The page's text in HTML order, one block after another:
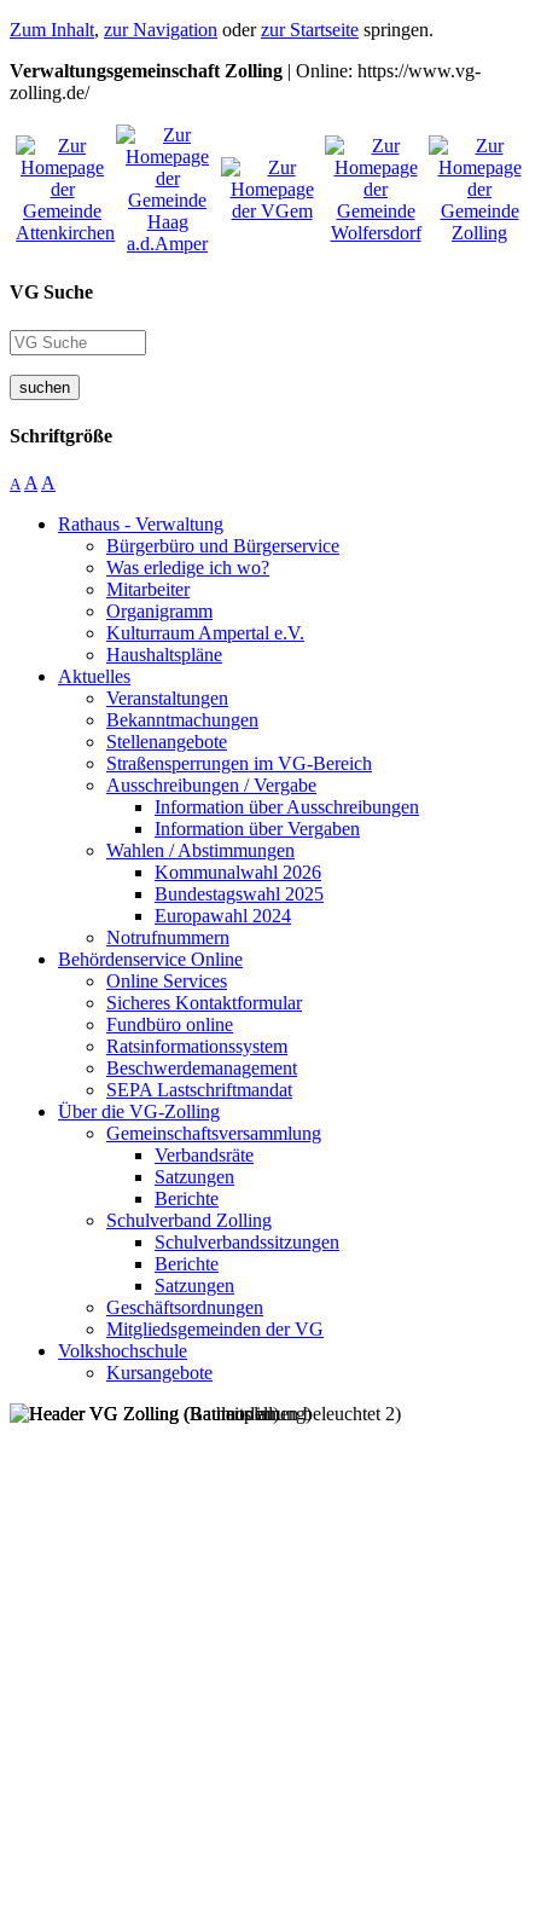
Zum Inhalt, zur Navigation oderzur Startseite springen.
Verwaltungsgemeinschaft Zolling | Online: https://www.vg-
zolling.de/
VG Suche
suchen
Schriftgröße
A A A
Rathaus - Verwaltung
Bürgerbüro und Bürgerservice
Was erledige ich wo?
Mitarbeiter
Organigramm
Kulturraum Ampertal e.V.
Haushaltspläne
Aktuelles
Veranstaltungen
Bekanntmachungen
Stellenangebote
Straßensperrungen im VG-Bereich
Ausschreibungen / Vergabe
Information über Ausschreibungen
Information über Vergaben
Wahlen / Abstimmungen
Kommunalwahl 2026
Bundestagswahl 2025
Europawahl 2024
Notrufnummern
Behördenservice Online
Online Services
Sicheres Kontaktformular
Fundbüro online
Ratsinformationssystem
Beschwerdemanagement
SEPA Lastschriftmandat
Über die VG-Zolling
Gemeinschaftsversammlung
Verbandsräte
Satzungen
Berichte
Schulverband Zolling
Schulverbandssitzungen
Berichte
Satzungen
Geschäftsordnungen
Mitgliedsgemeinden der VG
Volkshochschule
Kursangebote